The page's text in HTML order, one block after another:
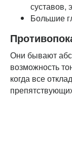
суставов,
Большие
Они бывают
возможность
когда все